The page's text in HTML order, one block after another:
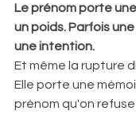
Le prénom porte
un poids. Parfois
une intention.
Et même la rupture
Elle porte une
prénom qu'on